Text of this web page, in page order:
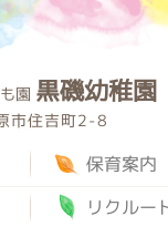
園 黒磯幼稚園
市住吉町2-8
保育案内
リクルー